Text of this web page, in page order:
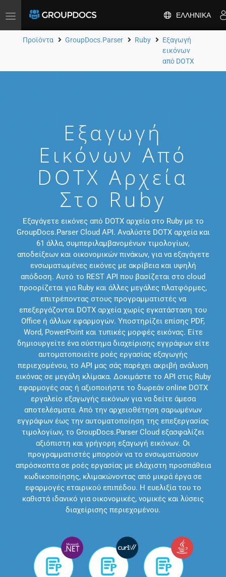
Toggle
ΕΛΛΗΝΙΚΆ
Προϊόντα GroupDocs.Parser Ruby
Εξαγωγή
εικόνων
από DOTX
Εξαγωγή
Εικόνων Από
DOTX Αρχεία
Στο Ruby
Εξαγάγετε εικόνες από DOTX αρχεία στο Ruby με το
GroupDocs.Parser Cloud API. Αναλύστε DOTX αρχεία και
61 άλλα, συμπεριλαμβανομένων τιμολογίων,
αποδείξεων και οικονομικών πινάκων, για να εξαγάγετε
ενσωματωμένες εικόνες με ακρίβεια και υψηλή
απόδοση. Αυτό το REST API που βασίζεται στο cloud
προορίζεται για Ruby και άλλες μεγάλες πλατφόρμες,
επιτρέποντας στους προγραμματιστές να
επεξεργάζονται DOTX αρχεία χωρίς εγκατάσταση του
Office ή άλλων εφαρμογών. Υποστηρίζει επίσης PDF,
Word, PowerPoint και τυπικές μορφές εικόνας. Είτε
δημιουργείτε ένα σύστημα διαχείρισης εγγράφων είτε
αυτοματοποιείτε ροές εργασίας εξαγωγής
περιεχομένου, το API μας σάς παρέχει ακριβή ανάλυση
εικόνας σε μεγάλη κλίμακα. Δοκιμάστε το API στις Ruby
εφαρμογές σας ή αξιοποιήστε το δωρεάν online DOTX
εργαλείο εξαγωγής εικόνων για να δείτε άμεσα
αποτελέσματα. Από την αρχειοθέτηση σαρωμένων
εγγράφων έως την αυτοματοποίηση της επεξεργασίας
τιμολογίων, το GroupDocs.Parser Cloud εξασφαλίζει
αξιόπιστη και γρήγορη εξαγωγή εικόνων. Οι
προγραμματιστές μπορούν να το ενσωματώσουν
απρόσκοπτα σε ροές εργασίας με ελάχιστη προσπάθεια
κωδικοποίησης, κλιμακώνοντας από μικρά έργα σε
εφαρμογές εταιρικού επιπέδου. Η ευελιξία του το
καθιστά ιδανικό για οικονομικές, νομικές και λύσεις
διαχείρισης περιεχομένου.